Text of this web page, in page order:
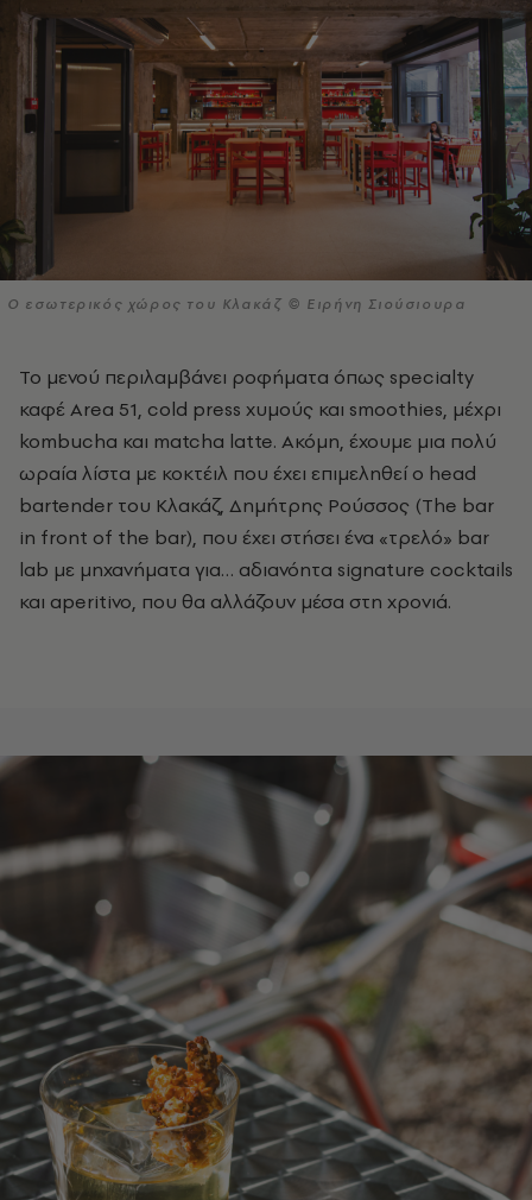
Ο εσωτερικός χώρος του Κλακάζ © Ειρήνη Σιούσιουρα
Το μενού περιλαμβάνει ροφήματα όπως specialty
καφέ Area 51, cold press χυμούς και smoothies, μέχρι
kombucha και matcha latte. Ακόμη, έχουμε μια πολύ
ωραία λίστα με κοκτέιλ που έχει επιμεληθεί ο head
bartender του Κλακάζ, Δημήτρης Ρούσσος (The bar
in front of the bar), που έχει στήσει ένα «τρελό» bar
lab με μηχανήματα για… αδιανόητα signature cocktails
και aperitivo, που θα αλλάζουν μέσα στη χρονιά.